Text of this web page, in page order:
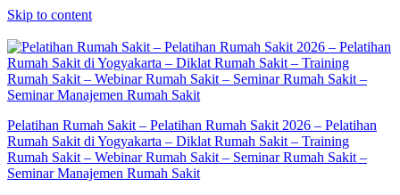
Skip to content
Pelatihan Rumah Sakit – Pelatihan Rumah Sakit 2026 – Pelatihan
Rumah Sakit di Yogyakarta – Diklat Rumah Sakit – Training
Rumah Sakit – Webinar Rumah Sakit – Seminar Rumah Sakit –
Seminar Manajemen Rumah Sakit